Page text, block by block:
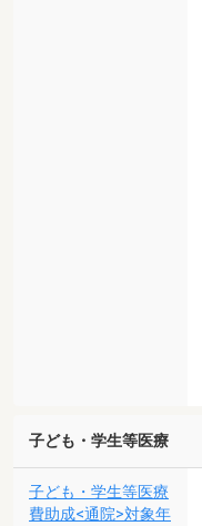
子ども・学生等医療
子ども・学生等医療
費助成<通院>対象年